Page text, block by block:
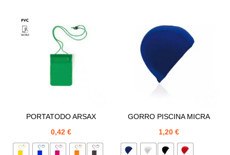
PORTATODO ARSAX
0,42€
GORRO PISCINA MICRA
1,20 €